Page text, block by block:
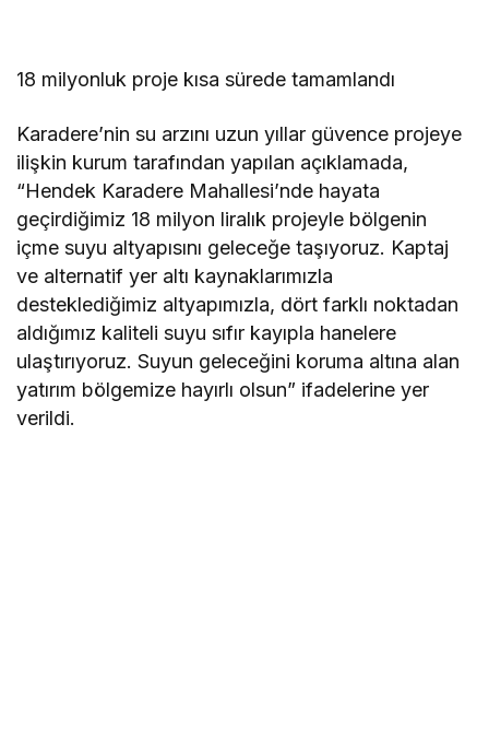
18 milyonluk proje kısa sürede tamamlandı
Karadere’nin su arzını uzun yıllar güvence projeye
ilişkin kurum tarafından yapılan açıklamada,
“Hendek Karadere Mahallesi’nde hayata
geçirdiğimiz 18 milyon liralık projeyle bölgenin
içme suyu altyapısını geleceğe taşıyoruz. Kaptaj
ve alternatif yer altı kaynaklarımızla
desteklediğimiz altyapımızla, dört farklı noktadan
aldığımız kaliteli suyu sıfır kayıpla hanelere
ulaştırıyoruz. Suyun geleceğini koruma altına alan
yatırım bölgemize hayırlı olsun” ifadelerine yer
verildi.